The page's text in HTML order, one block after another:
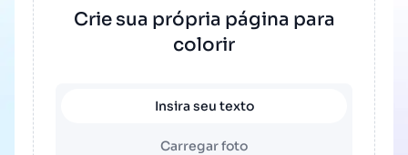
Crie sua própria página para
colorir
Insira seu texto
Carregar foto